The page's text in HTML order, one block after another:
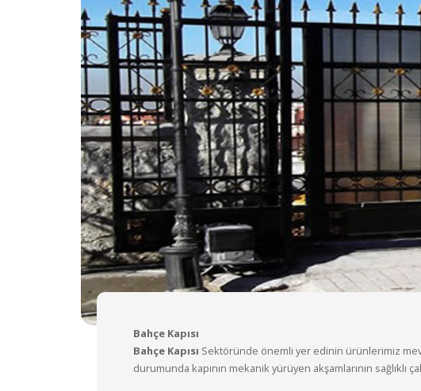
Bahçe Kapısı
Bahçe Kapısı Sektöründe önemli yer edinin ürünlerimiz
durumunda kapının mekanik yürüyen akşamlarının sağlıklı